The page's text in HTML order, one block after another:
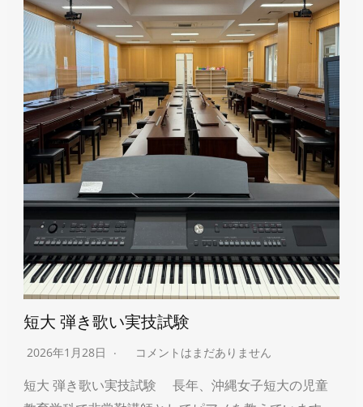
短大 弾き歌い実技試験
2026年1月28日 コメントはまだありません
短大 弾き歌い実技試験 長年、沖縄女子短大の児童